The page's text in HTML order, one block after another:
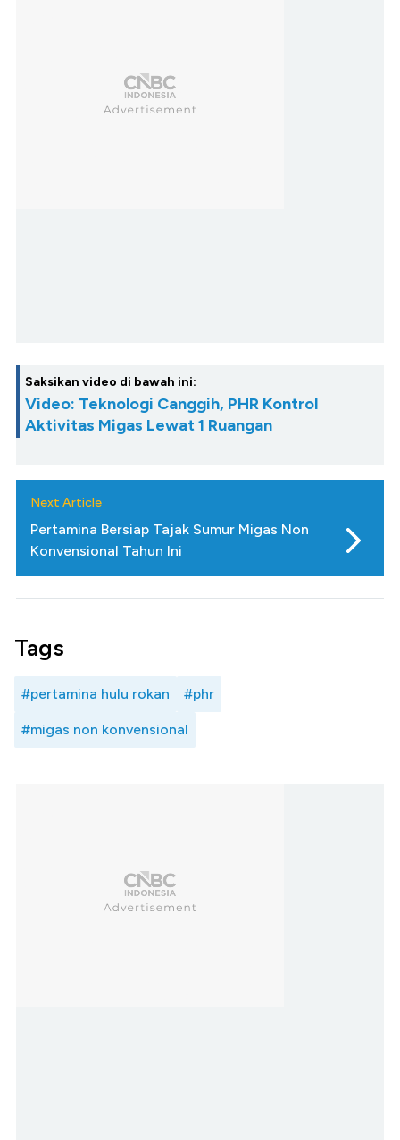
Saksikan video di bawah ini:
Video: Teknologi Canggih, PHR Kontrol
Aktivitas Migas Lewat 1 Ruangan
Next Article
Pertamina Bersiap Tajak Sumur Migas Non
Konvensional Tahun Ini
Tags
#pertamina hulu rokan #phr
#migas non konvensional